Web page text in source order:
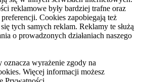
reklamowe były bardziej trafne oraz
Cookies zapobiegają też
tych samych reklam. Reklamy te służą
o prowadzonych działaniach naszego
wyrażenie zgody na
Więcej informacji możesz